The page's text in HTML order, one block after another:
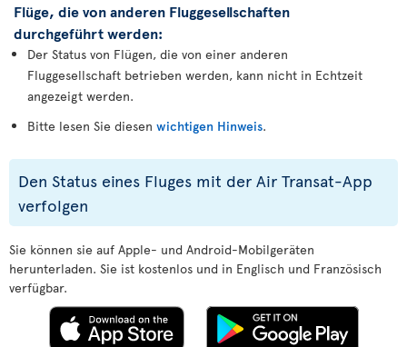
Flüge, die von anderen Fluggesellschaften
durchgeführt werden:
Der Status von Flügen, die von einer anderen
Fluggesellschaft betrieben werden, kann nicht in Echtzeit
angezeigt werden.
Bitte lesen Sie diesen wichtigen Hinweis.
Den Status eines Fluges mit der Air Transat-App
verfolgen
Sie können sie auf Apple- und Android-Mobilgeräten
herunterladen. Sie ist kostenlos und in Englisch und Französisch
verfügbar.